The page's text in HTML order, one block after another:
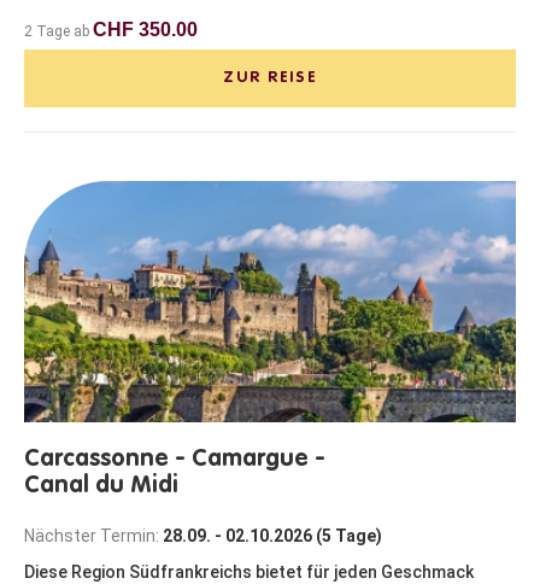
2 Tage ab CHF 350.00
ZUR REISE
Carcassonne - Camargue -
Canal du Midi
Nächster Termin: 28.09. - 02.10.2026 (5 Tage)
Diese Region Südfrankreichs bietet für jeden Geschmack